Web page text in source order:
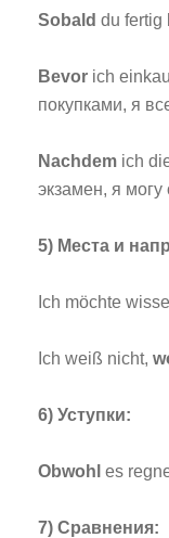
Sobald du fertig
Bevor ich
покупками, я
Nachdem ich
экзамен, я могу
5) Места и
Ich möchte
Ich weiß nicht,
6) Уступки:
Obwohl es
7) Сравнения: